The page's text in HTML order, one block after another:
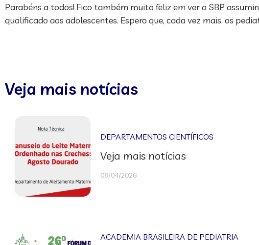
Parabéns a todos! Fico também muito feliz em ver a SBP
qualificado aos adolescentes. Espero que, cada vez mais, os
Veja mais notícias
DEPARTAMENTOS CIENTÍFICOS
Veja mais notícias
08/04/2026
ACADEMIA BRASILEIRA DE PEDIATRIA